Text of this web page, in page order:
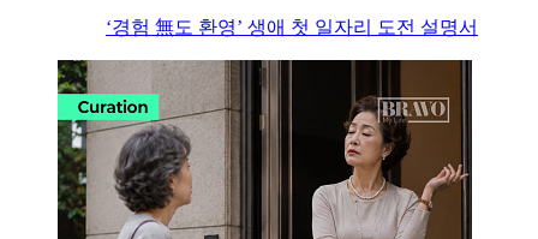
‘경험 無도 환영’ 생애 첫 일자리 도전 설명서